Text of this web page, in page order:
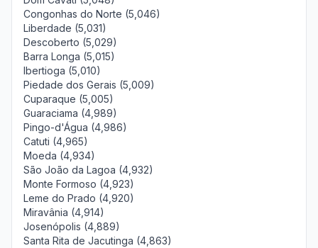
Congonhas do Norte (5,046)
Liberdade (5,031)
Descoberto (5,029)
Barra Longa (5,015)
Ibertioga (5,010)
Piedade dos Gerais (5,009)
Cuparaque (5,005)
Guaraciama (4,989)
Pingo-d'Água (4,986)
Catuti (4,965)
Moeda (4,934)
São João da Lagoa (4,932)
Monte Formoso (4,923)
Leme do Prado (4,920)
Miravânia (4,914)
Josenópolis (4,889)
Santa Rita de Jacutinga (4,863)